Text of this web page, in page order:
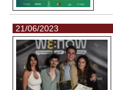
21/06/2023